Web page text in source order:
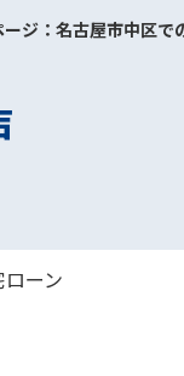
ジ：名古屋市中区
ーン